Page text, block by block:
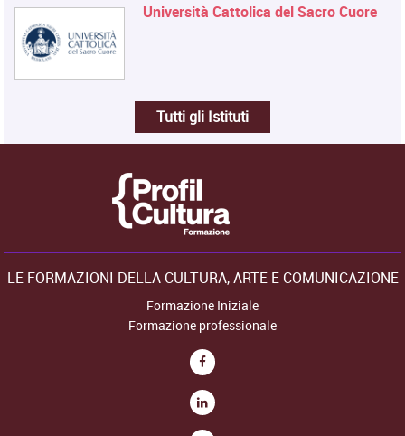
Università Cattolica del Sacro Cuore
Tutti gli Istituti
LE FORMAZIONI DELLA CULTURA, ARTE E COMUNICAZIONE
Formazione Iniziale
Formazione professionale